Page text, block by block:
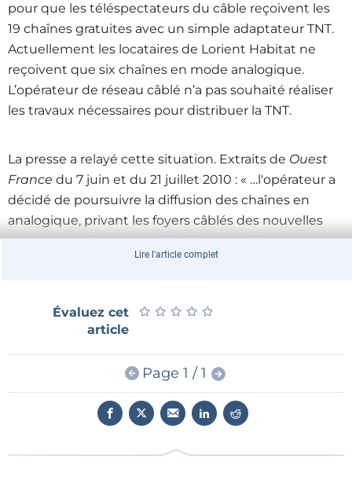
pour que les téléspectateurs du câble reçoivent les
19 chaînes gratuites avec un simple adaptateur TNT.
Actuellement les locataires de Lorient Habitat ne
reçoivent que six chaînes en mode analogique.
L’opérateur de réseau câblé n’a pas souhaité réaliser
les travaux nécessaires pour distribuer la TNT.
La presse a relayé cette situation. Extraits de Ouest
France du 7 juin et du 21 juillet 2010 : « …l'opérateur a
décidé de poursuivre la diffusion des chaînes en
analogique, privant les foyers câblés des nouvelles
chaînes gratuites de la télévision numérique. Il prend
à contre-pied la campagne d'information sur la TNT,
HLM qu'il a «
assurer votre confort et vous remercier de votre
diffusion analogique de vos programmes TV actuels
»...
Le maire de Lorient n'a pas apprécié. Il a annoncé
qu'il n'y aura pas « de fracture sociale sur la TNT
Lire l'article complet
Évaluez cet
article
★ ★ ★ ★ ★
★ ★ ★ ★ ★
Page 1 / 1